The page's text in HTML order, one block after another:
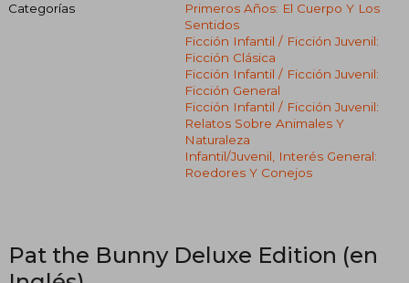
Categorías
Primeros Años: El Cuerpo Y Los
Sentidos
Ficción Infantil / Ficción Juvenil:
Ficción Clásica
Ficción Infantil / Ficción Juvenil:
Ficción General
Ficción Infantil / Ficción Juvenil:
Relatos Sobre Animales Y
Naturaleza
Infantil/juvenil, Interés General:
Roedores Y Conejos
Pat the Bunny Deluxe Edition (en